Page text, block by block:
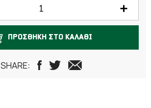
ΠΡΟΣΘΗΚΗ ΣΤΟ ΚΑΛΑΘΙ
SHARE: